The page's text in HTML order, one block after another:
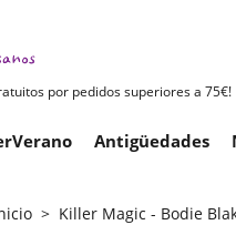
por pedidos superiores a 75€!
Antigüedades
> Killer Magic - Bodie